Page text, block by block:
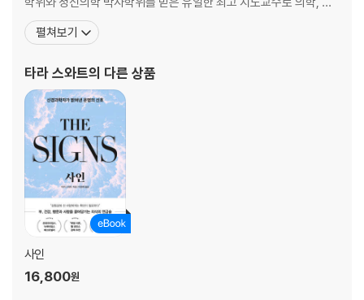
12장 1단계 자각하기: 무의식적으로 하던 행동을 멈춰라
14장 3단계 주의 집중하기: 현재에 몰입하라
15장 4단계 의미 있는 훈련: 꿈꾸는 미래를 실현하라
에필로그 내 안의 잠든 뇌를 계속 깨워라
Thanks to
작가의 말
주석
참고문헌
감사의 말
색인
학, 사업 분야에 걸쳐 전문성을 인정받아 두뇌의 힘을 가장 잘 활용하
여 이를 최대치로 끌어냈음을 증명했다. 전 세계 최상위 리더와 다수
전속 신경학자로 임명되어 ‘브레인 파워’ 고급 게
펼쳐보기
타라 스와트의 다른 상품
사인
16,800원